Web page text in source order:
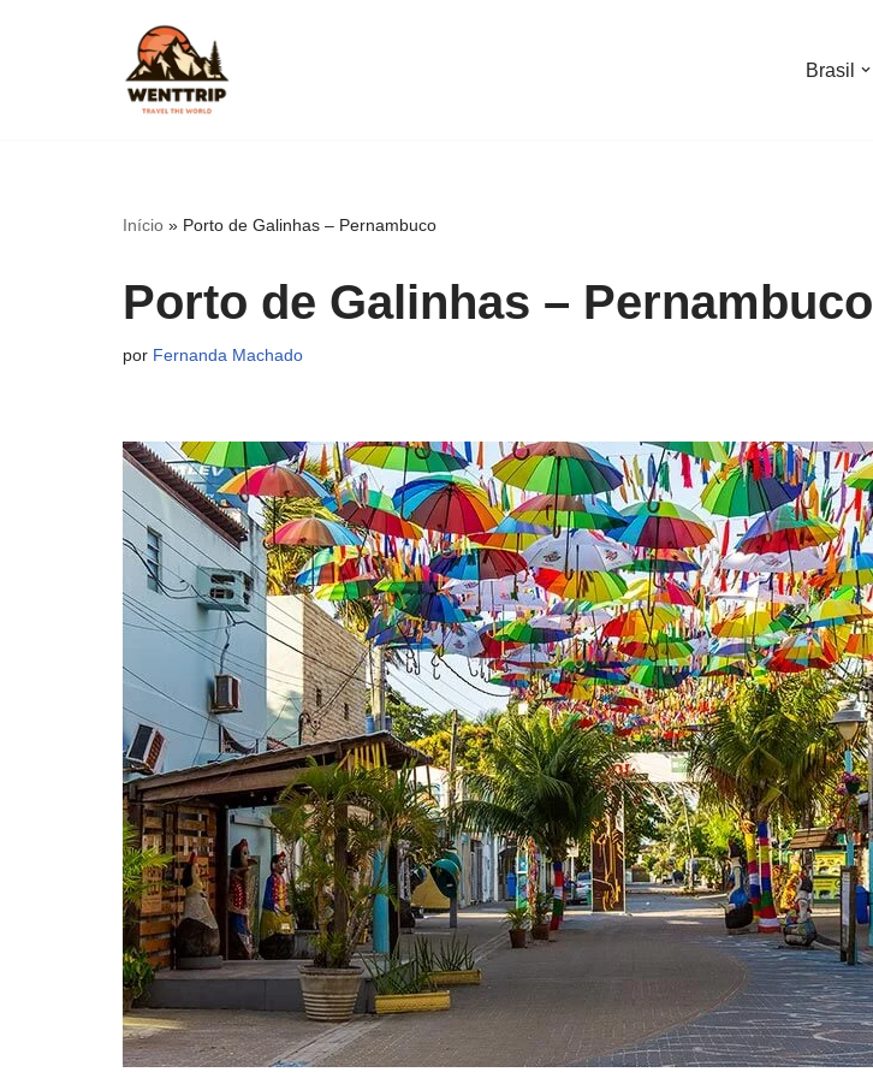
Brasil
Início » Porto de Galinhas – Pernambuco
Porto de Galinhas – Pernambuco
por Fernanda Machado